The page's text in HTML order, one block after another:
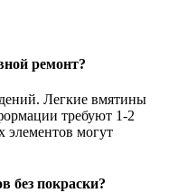
ремонт?
Легкие вмятины
требуют 1-2
элементов могут
без покраски?